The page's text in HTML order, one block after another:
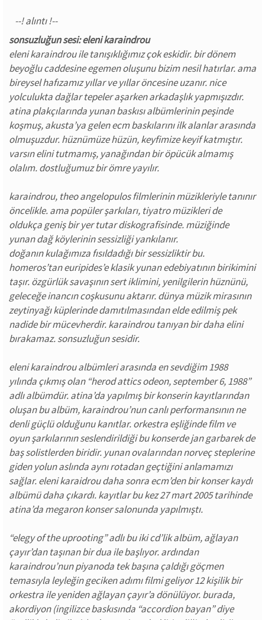
sonsuzluğun sesi: eleni karaindrou
eleni karaindrou ile tanışıklığımız çok eskidir. bir dönem
beyoğlu caddesine egemen oluşunu bizim nesil hatırlar. ama
bireysel hafızamız yıllar ve yıllar öncesine uzanır. nice
yolculukta dağlar tepeler aşarken arkadaşlık yapmışızdır.
atina plakçılarında yunan baskısı albümlerinin peşinde
koşmuş, akusta’ya gelen ecm baskılarını ilk alanlar arasında
olmuşuzdur. hüznümüze hüzün, keyfimize keyif katmıştır.
varsın elini tutmamış, yanağından bir öpücük almamış
olalım. dostluğumuz bir ömre yayılır.
karaindrou, theo angelopulos filmlerinin müzikleriyle tanınır
öncelikle. ama popüler şarkıları, tiyatro müzikleri de
oldukça geniş bir yer tutar diskografisinde. müziğinde
yunan dağ köylerinin sessizliği yankılanır.
doğanın kulağımıza fısıldadığı bir sessizliktir bu.
homeros’tan euripides’e klasik yunan edebiyatının birikimini
taşır. özgürlük savaşının sert iklimini, yenilgilerin hüznünü,
geleceğe inancın coşkusunu aktarır. dünya müzik mirasının
zeytinyağı küplerinde damıtılmasından elde edilmiş pek
nadide bir mücevherdir. karaindrou tanıyan bir daha elini
bırakamaz. sonsuzluğun sesidir.
eleni karaindrou albümleri arasında en sevdiğim 1988
yılında çıkmış olan “herod attics odeon, september 6, 1988”
adlı albümdür. atina’da yapılmış bir konserin kayıtlarından
oluşan bu albüm, karaindrou’nun canlı performansının ne
denli güçlü olduğunu kanıtlar. orkestra eşliğinde film ve
oyun şarkılarının seslendirildiği bu konserde jan garbarek de
baş solistlerden biridir. yunan ovalarından norveç steplerine
giden yolun aslında aynı rotadan geçtiğini anlamamızı
sağlar. eleni karaidrou daha sonra ecm’den bir konser kaydı
albümü daha çıkardı. kayıtlar bu kez 27 mart 2005 tarihinde
atina’da megaron konser salonunda yapılmıştı.
“elegy of the uprooting” adlı bu iki cd’lik albüm, ağlayan
çayır’dan taşınan bir dua ile başlıyor. ardından
karaindrou’nun piyanoda tek başına çaldığı göçmen
temasıyla leyleğin geciken adımı filmi geliyor 12 kişilik bir
orkestra ile yeniden ağlayan çayır’a dönülüyor. burada,
akordiyon (ingilizce baskısında “accordion bayan” diye